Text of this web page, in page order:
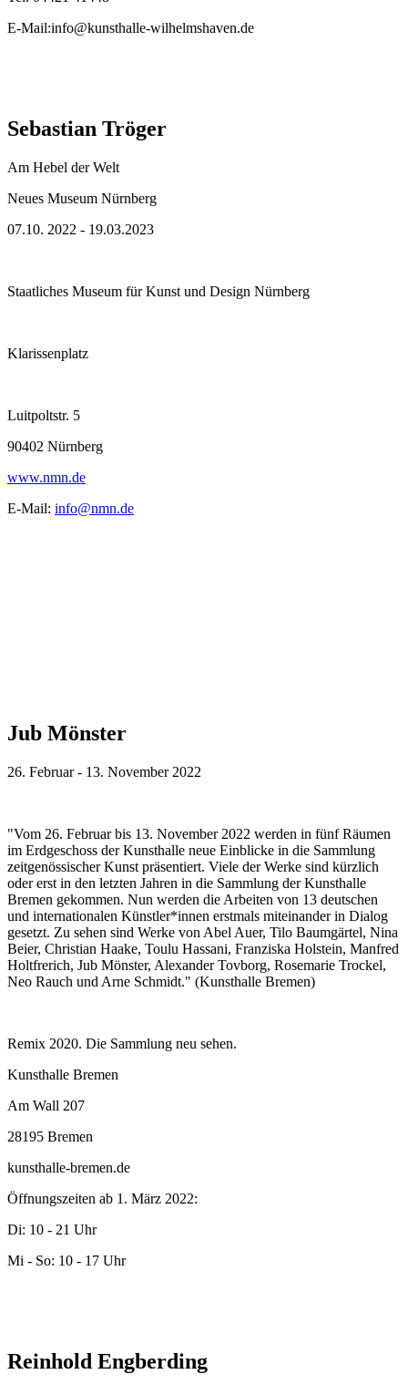
E-Mail:info@kunsthalle-wilhelmshaven.de
Sebastian Tröger
Am Hebel der Welt
Neues Museum Nürnberg
07.10. 2022 - 19.03.2023
Staatliches Museum für Kunst und Design Nürnberg
Klarissenplatz
Luitpoltstr. 5
90402 Nürnberg
www.nmn.de
E-Mail: info@nmn.de
Jub Mönster
26. Februar - 13. November 2022
"Vom 26. Februar bis 13. November 2022 werden in fünf Räumen
im Erdgeschoss der Kunsthalle neue Einblicke in die Sammlung
zeitgenössischer Kunst präsentiert. Viele der Werke sind kürzlich
oder erst in den letzten Jahren in die Sammlung der Kunsthalle
Bremen gekommen. Nun werden die Arbeiten von 13 deutschen
und internationalen Künstler*innen erstmals miteinander in Dialog
gesetzt. Zu sehen sind Werke von Abel Auer, Tilo Baumgärtel, Nina
Beier, Christian Haake, Toulu Hassani, Franziska Holstein, Manfred
Holtfrerich, Jub Mönster, Alexander Tovborg, Rosemarie Trockel,
Neo Rauch und Arne Schmidt." (Kunsthalle Bremen)
Remix 2020. Die Sammlung neu sehen.
Kunsthalle Bremen
Am Wall 207
28195 Bremen
kunsthalle-bremen.de
Öffnungszeiten ab 1. März 2022:
Di: 10 - 21 Uhr
Mi - So: 10 - 17 Uhr
Reinhold Engberding